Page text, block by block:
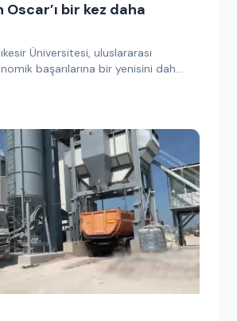
bir kez daha
Üniversitesi, uluslararası
başarılarına bir yenisini daha
prestijli gastronomi…